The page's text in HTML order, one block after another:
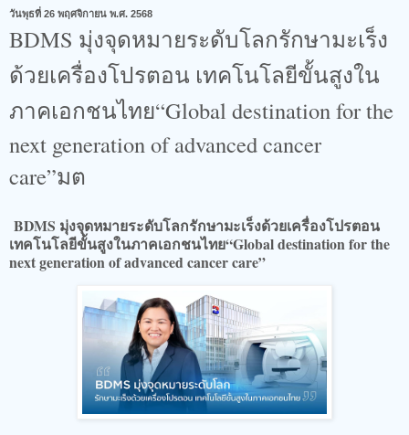
วันพุธที่ 26 พฤศจิกายน พ.ศ. 2568
BDMS มุ่งจุดหมายระดับโลกรักษามะเร็ง
ด้วยเครื่องโปรตอน เทคโนโลยีขั้นสูงใน
ภาคเอกชนไทย“Global destination for the
next generation of advanced cancer
care”มต
BDMS มุ่งจุดหมายระดับโลกรักษามะเร็งด้วยเครื่องโปรตอน
เทคโนโลยีขั้นสูงในภาคเอกชนไทย“Global destination for the
next generation of advanced cancer care”